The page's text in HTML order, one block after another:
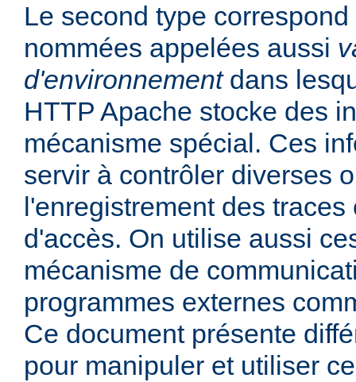
Le second type
nommées appelées aussi
d'environnementdans
HTTP Apache stocke des
mécanisme spécial. Ces
servir à contrôler diverses
l'enregistrement des traces
d'accès. On utilise aussi
mécanisme de
programmes externes
Ce document présente
pour manipuler et utiliser